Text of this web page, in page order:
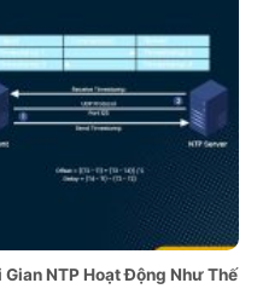
NTP Hoạt Động Như Thế